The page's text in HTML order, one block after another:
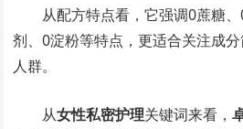
从配方特点看，它强调0蔗糖
剂、0淀粉等特点，更适合关注成
人群。
从女性私密护理关键词来看，